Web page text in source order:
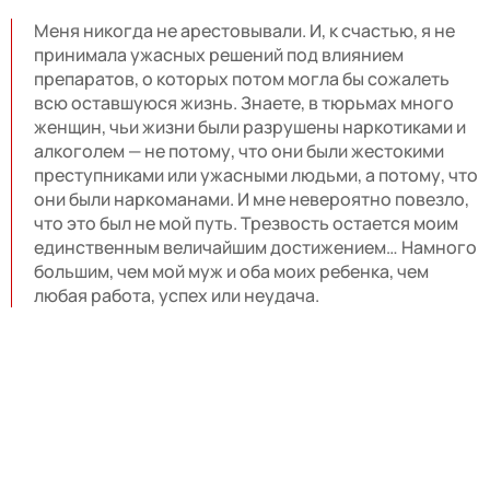
Меня никогда не арестовывали. И, к счастью, я не
принимала ужасных решений под влиянием
препаратов, о которых потом могла бы сожалеть
всю оставшуюся жизнь. Знаете, в тюрьмах много
женщин, чьи жизни были разрушены наркотиками и
алкоголем — не потому, что они были жестокими
преступниками или ужасными людьми, а потому, что
они были наркоманами. И мне невероятно повезло,
что это был не мой путь. Трезвость остается моим
единственным величайшим достижением… Намного
большим, чем мой муж и оба моих ребенка, чем
любая работа, успех или неудача.